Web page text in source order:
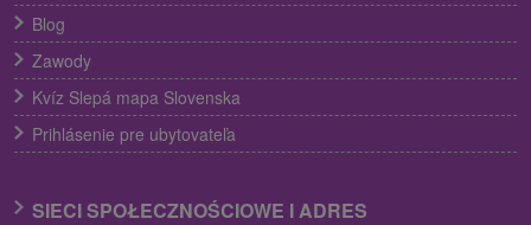
Blog
Zawody
Kvíz Slepá mapa Slovenska
Prihlásenie pre ubytovateľa
SIECI SPOŁECZNOŚCIOWE I ADRES